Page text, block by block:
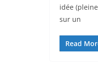
idée
sur un
Read